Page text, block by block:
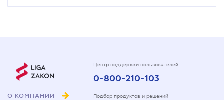
О КОМПАНИИ
Центр поддержки пользователей
0-800-210-103
Подбор продуктов и решений